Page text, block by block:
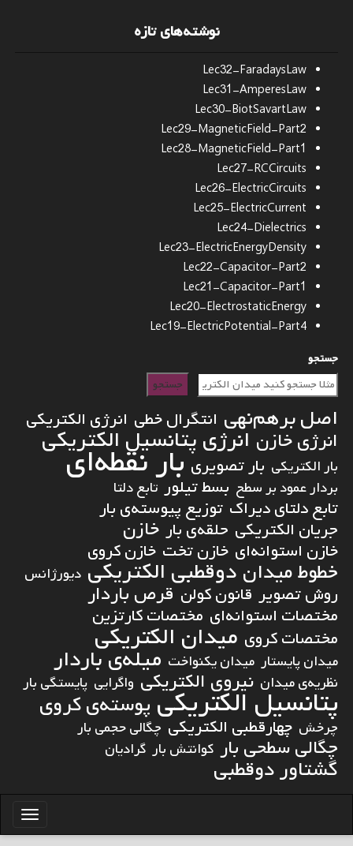
نوشته‌های تازه
Lec32-FaradaysLaw
Lec31-AmperesLaw
Lec30-BiotSavartLaw
Lec29-MagneticField-Part2
Lec28-MagneticField-Part1
Lec27-RCCircuits
Lec26-ElectricCircuits
Lec25-ElectricCurrent
Lec24-Dielectrics
Lec23-ElectricEnergyDensity
Lec22-Capacitor-Part2
Lec21-Capacitor-Part1
Lec20-ElectrostaticEnergy
Lec19-ElectricPotential-Part4
جستجو
جستجو
اصل برهم‌نهی انتگرال خطی انرژی الکتریکی
انرژی خازن انرژی پتانسیل الکتریکی
بار الکتریکی بار تصویری بار نقطه‌ای
بردار عمود بر سطح بسط تیلور تابع دلتا
تابع دلتای دیراک توزیع پیوسته‌ی بار
جریان الکتریکی حلقه‌ی بار خازن
خازن استوانه‌ای خازن تخت خازن کروی
خطوط میدان دوقطبی الکتریکی دیورژانس
روش تصویر قانون کولن قرص باردار
مختصات استوانه‌ای مختصات کارتزین
مختصات کروی میدان الکتریکی
میدان پایستار میدان یکنواخت میله‌ی باردار
نظریه‌ی میدان نیروی الکتریکی واگرایی پایستگی بار پتانسیل الکتریکی پوسته‌ی کروی
چرخش چهارقطبی الکتریکی چگالی حجمی بار
چگالی سطحی بار کوانتش بار گرادیان
گشتاور دوقطبی